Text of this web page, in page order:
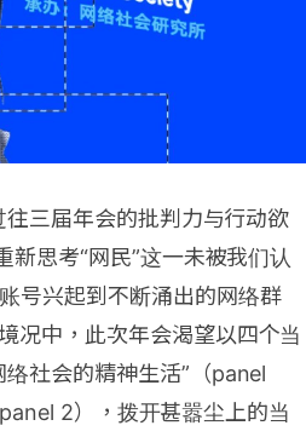
三届年会的批判力与行动欲
思考“网民”这一未被我们认
号兴起到不断涌出的网络群
况中，此次年会渴望以四个当
社会的精神生活”（panel
2），拨开甚嚣尘上的当